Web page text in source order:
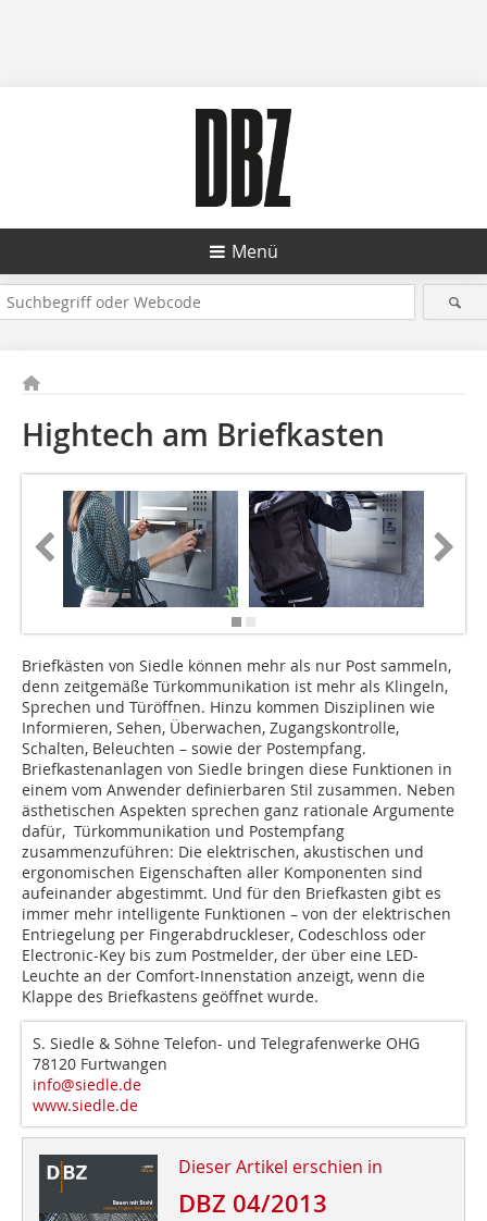
Menü
Hightech am Briefkasten
Briefkästen von Siedle können mehr als nur Post sammeln,
denn zeitgemäße Türkommunikation ist mehr als Klingeln,
Sprechen und Türöffnen. Hinzu kommen Disziplinen wie
Informieren, Sehen, Überwachen, Zugangskontrolle,
Schalten, Beleuchten – sowie der Postempfang.
Briefkastenanlagen von Siedle bringen diese Funktionen in
einem vom Anwender definierbaren Stil zusammen. Neben
ästhetischen Aspekten sprechen ganz rationale Argumente
dafür, Türkommunikation und Postempfang
zusammenzuführen: Die elektrischen, akustischen und
ergonomischen Eigenschaften aller Komponenten sind
aufeinander abgestimmt. Und für den Briefkasten gibt es
immer mehr intelligente Funktionen – von der elektrischen
Entriegelung per Fingerabdruckleser, Codeschloss oder
Electronic-Key bis zum Postmelder, der über eine LED-
Leuchte an der Comfort-Innenstation anzeigt, wenn die
Klappe des Briefkastens geöffnet wurde.
S. Siedle & Söhne Telefon- und Telegrafenwerke OHG
78120 Furtwangen
info@siedle.de
www.siedle.de
Dieser Artikel erschien in
DBZ 04/2013